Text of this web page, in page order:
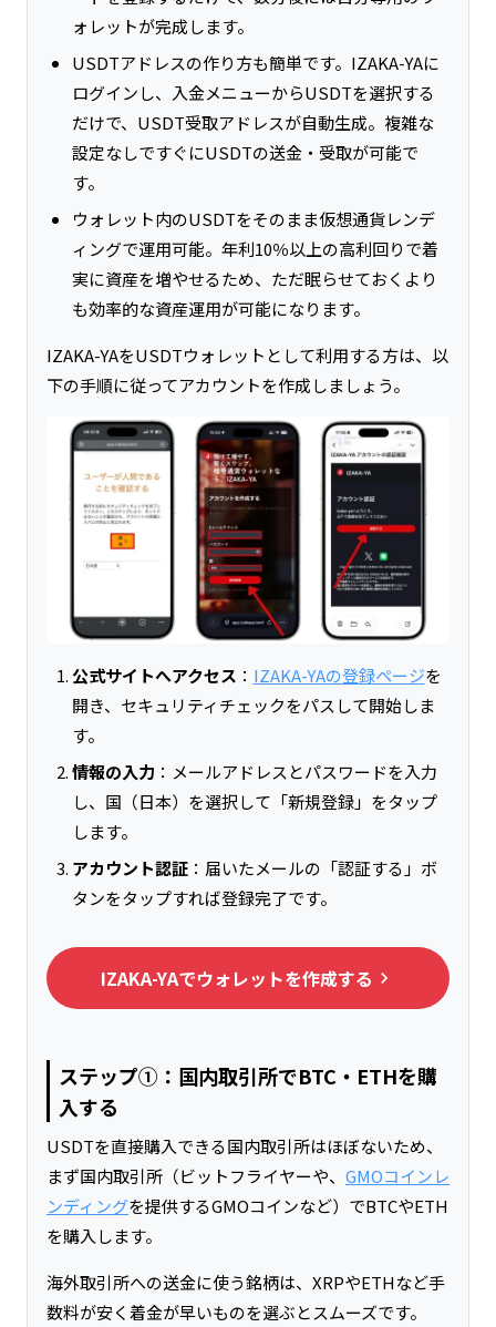
ォレットが完成します。
USDTアドレスの作り方も簡単です。IZAKA-YAに
ログインし、入金メニューからUSDTを選択する
だけで、USDT受取アドレスが自動生成。複雑な
設定なしですぐにUSDTの送金・受取が可能で
す。
ウォレット内のUSDTをそのまま仮想通貨レンデ
ィングで運用可能。年利10％以上の高利回りで着
実に資産を増やせるため、ただ眠らせておくより
も効率的な資産運用が可能になります。
IZAKA-YAをUSDTウォレットとして利用する方は、以
下の手順に従ってアカウントを作成しましょう。
公式サイトへアクセス ： IZAKA-YAの登録ページを
開き、セキュリティチェックをパスして開始しま
す。
情報の入力 ：メールアドレスとパスワードを入力
し、国（日本）を選択して「新規登録」をタップ
します。
アカウント認証：届いたメールの「認証する」ボ
タンをタップすれば登録完了です。
IZAKA-YAでウォレットを作成する keyboard_arrow_right
ステップ①：国内取引所でBTC・ETHを購
入する
USDTを直接購入できる国内取引所はほぼないため、
まず国内取引所（ビットフライヤーや、 GMOコインレ
ンディングを提供するGMOコインなど）でBTCやETH
を購入します。
海外取引所への送金に使う銘柄は、XRPやETHなど手
数料が安く着金が早いものを選ぶとスムーズです。